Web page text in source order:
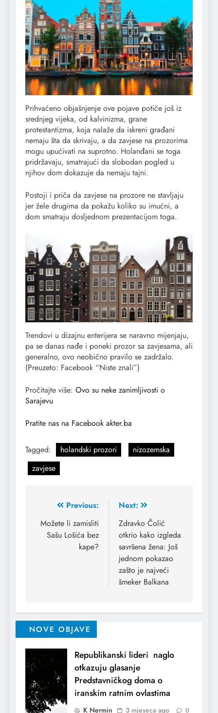
Prihvaćeno objašnjenje ove pojave potiče još iz
srednjeg vijeka, od kalvinizma, grane
protestantizma, koja nalaže da iskreni građani
nemaju šta da skrivaju, a da zavjese na prozorima
mogu upućivati na suprotno. Holanđani se toga
pridržavaju, smatrajući da slobodan pogled u
njihov dom dokazuje da nemaju tajni.
Postoji i priča da zavjese na prozore ne stavljaju
jer žele drugima da pokažu koliko su imućni, a
dom smatraju dosljednom prezentacijom toga.
Trendovi u dizajnu enterijera se naravno mijenjaju,
pa se danas nađe i poneki prozor sa zavjesama, ali
generalno, ovo neobično pravilo se zadržalo.
(Preuzeto: Facebook “Niste znali”)
Pročitajte više: Ovo su neke zanimljivosti o
Sarajevu
Pratite nas na Facebook akter.ba
Tagged: holandski prozori
nizozemska
zavjese
Previous:
Možete li zamisliti
Sašu Lošića bez
kape?
Next:
Zdravko Čolić
otkrio kako izgleda
savršena žena: Još
jednom pokazao
zašto je najveći
šmeker Balkana
NOVE OBJAVE
Republikanski lideri naglo
otkazuju glasanje
Predstavničkog doma o
iranskim ratnim ovlastima
K Nermin 3 mjeseca ago 0